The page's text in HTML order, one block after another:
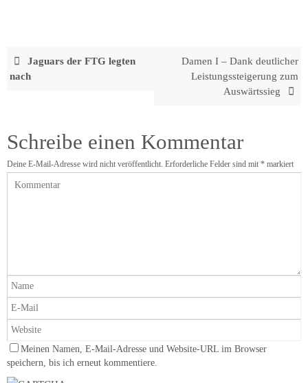
Jaguars der FTG legten
nach
Damen I – Dank deutlicher
Leistungssteigerung zum
Auswärtssieg
Schreibe einen Kommentar
Deine E-Mail-Adresse wird nicht veröffentlicht. Erforderliche Felder sind mit * markiert
Meinen Namen, E-Mail-Adresse und Website-URL im Browser
speichern, bis ich erneut kommentiere.